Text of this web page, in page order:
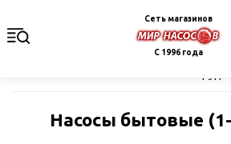
Сеть магазинов
С 1996 года
Насосы бытовые